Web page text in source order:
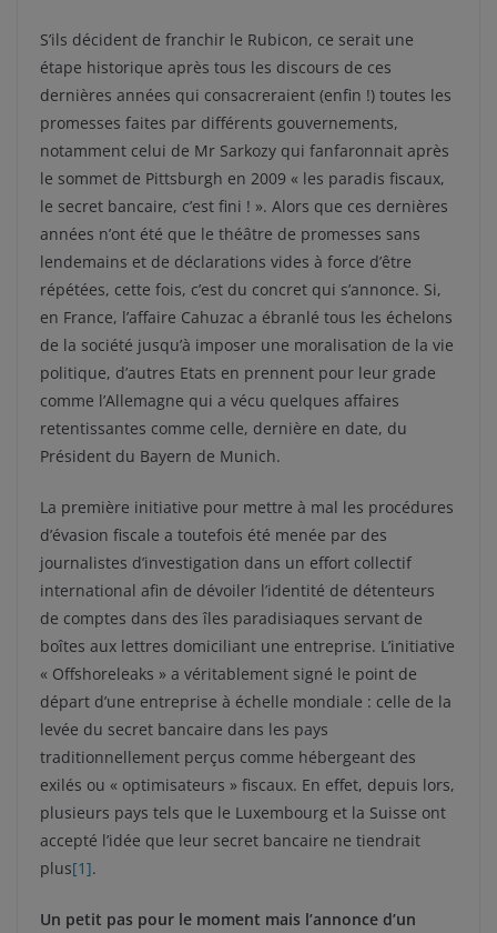
S’ils décident de franchir le Rubicon, ce serait une
étape historique après tous les discours de ces
dernières années qui consacreraient (enfin !) toutes les
promesses faites par différents gouvernements,
notamment celui de Mr Sarkozy qui fanfaronnait après
le sommet de Pittsburgh en 2009 « les paradis fiscaux,
le secret bancaire, c’est fini ! ». Alors que ces dernières
années n’ont été que le théâtre de promesses sans
lendemains et de déclarations vides à force d’être
répétées, cette fois, c’est du concret qui s’annonce. Si,
en France, l’affaire Cahuzac a ébranlé tous les échelons
de la société jusqu’à imposer une moralisation de la vie
politique, d’autres Etats en prennent pour leur grade
comme l’Allemagne qui a vécu quelques affaires
retentissantes comme celle, dernière en date, du
Président du Bayern de Munich.
La première initiative pour mettre à mal les procédures
d’évasion fiscale a toutefois été menée par des
journalistes d’investigation dans un effort collectif
international afin de dévoiler l’identité de détenteurs
de comptes dans des îles paradisiaques servant de
boîtes aux lettres domiciliant une entreprise. L’initiative
« Offshoreleaks » a véritablement signé le point de
départ d’une entreprise à échelle mondiale : celle de la
levée du secret bancaire dans les pays
traditionnellement perçus comme hébergeant des
exilés ou « optimisateurs » fiscaux. En effet, depuis lors,
plusieurs pays tels que le Luxembourg et la Suisse ont
accepté l’idée que leur secret bancaire ne tiendrait
plus[1].
Un petit pas pour le moment mais l’annonce d’un